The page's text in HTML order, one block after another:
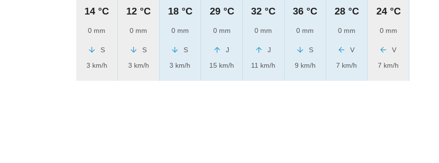
14 °C
0 mm
S
3 km/h
12 °C
0 mm
S
3 km/h
18 °C
0 mm
S
3 km/h
29 °C
0 mm
J
15 km/h
32 °C
0 mm
J
11 km/h
36 °C
0 mm
S
9 km/h
28 °C
0 mm
V
7 km/h
24 °C
0 mm
V
7 km/h